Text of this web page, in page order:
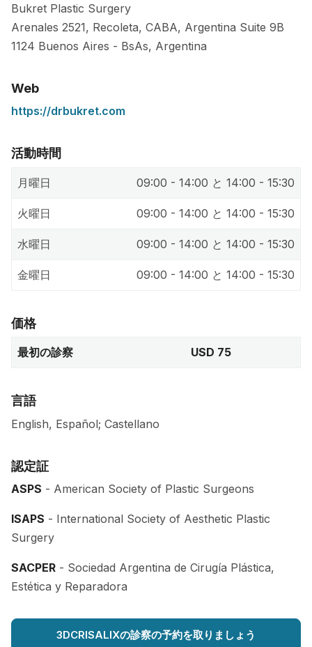
Bukret Plastic Surgery
Arenales 2521, Recoleta, CABA, Argentina Suite 9B
1124 Buenos Aires - BsAs, Argentina
Web
https://drbukret.com
活動時間
月曜日 09:00 - 14:00 と 14:00 - 15:30
火曜日 09:00 - 14:00 と 14:00 - 15:30
水曜日 09:00 - 14:00 と 14:00 - 15:30
金曜日 09:00 - 14:00 と 14:00 - 15:30
価格
最初の診察 USD 75
言語
English, Español; Castellano
認定証
ASPS - American Society of Plastic Surgeons
ISAPS - International Society of Aesthetic Plastic
Surgery
SACPER - Sociedad Argentina de Cirugía Plástica,
Estética y Reparadora
3DCRISALIXの診察の予約を取りましょう